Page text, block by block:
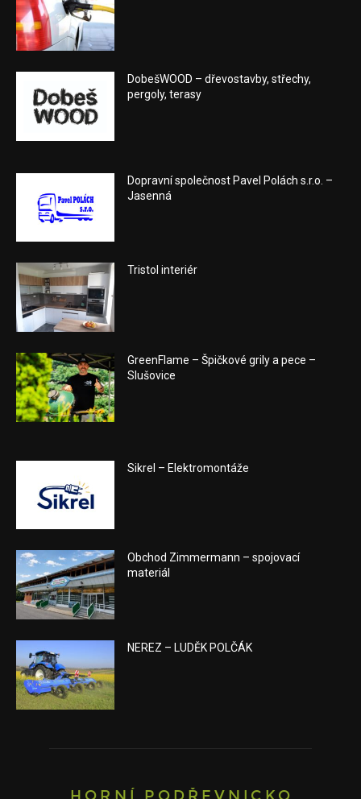
DobešWOOD – dřevostavby, střechy,
pergoly, terasy
Dopravní společnost Pavel Polách s.r.o. –
Jasenná
Tristol interiér
GreenFlame – Špičkové grily a pece –
Slušovice
Sikrel – Elektromontáže
Obchod Zimmermann – spojovací
materiál
NEREZ – LUDĚK POLČÁK